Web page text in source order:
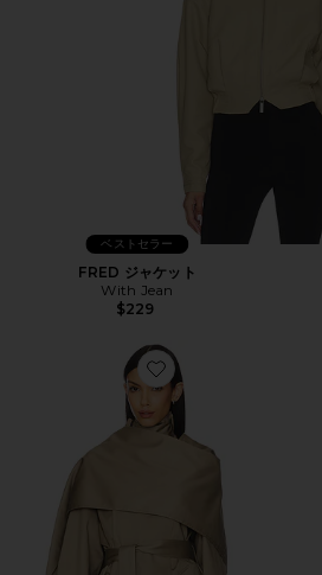
ベストセラー
FRED ジャケット
With Jean
$229
Favorite YUNA コート